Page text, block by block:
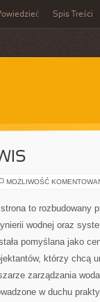
Spis Treści
MOŻLIWOŚĆ
to rozbudowany
wodnej oraz
pomyślana jako
którzy chcą
zarządzania
w duchu